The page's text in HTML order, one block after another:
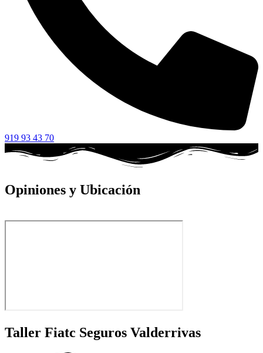
919 93 43 70
Opiniones y Ubicación
Taller Fiatc Seguros Valderrivas